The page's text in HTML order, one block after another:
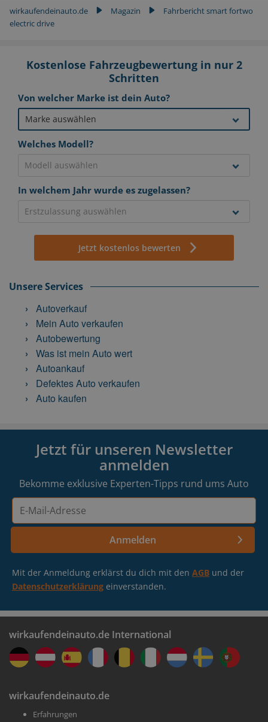
wirkaufendeinauto.de Magazin
Fahrbericht smart fortwo
electric drive
Kostenlose Fahrzeugbewertung in nur 2
Schritten
Von welcher Marke ist dein Auto?
Welches Modell?
In welchem Jahr wurde es zugelassen?
Jetzt kostenlos bewerten
Unsere Services
Autoverkauf
Mein Auto verkaufen
Autobewertung
Was ist mein Auto wert
Autoankauf
Defektes Auto verkaufen
Auto kaufen
Jetzt für unseren Newsletter
anmelden
Bekomme exklusive Experten-Tipps rund ums Auto
Adresse
Anmelden
Mit der Anmeldung erklärst du dich mit den AGB und der
Datenschutzerklärung einverstanden.
wirkaufendeinauto.de International
wirkaufendeinauto.de
Erfahrungen